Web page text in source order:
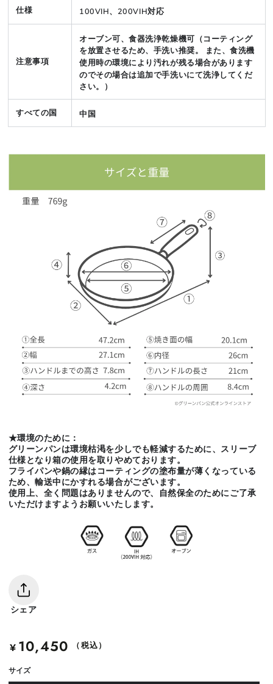
仕様 100VIH、200VIH対応
注意事項
オーブン可、食器洗浄乾燥機可（コーティング
を放置させるため、手洗い推奨。 また、食洗機
使用時の環境により汚れが残る場合があります
のでその場合は追加で手洗いにて洗浄してくだ
さい。）
すべての国 中国
★環境のために：
グリーンパンは環境枯渇を少しでも軽減するために、スリーブ
仕様となり箱の使用を取りやめております。
フライパンや鍋の縁はコーティングの塗布量が薄くなっている
ため、輸送中にかすれる場合がございます。
使用上、全く問題はありませんので、自然保全のためにご了承
いただけますようお願いいたします。
シェア
定
¥ 10,450 （税込）
サイズ